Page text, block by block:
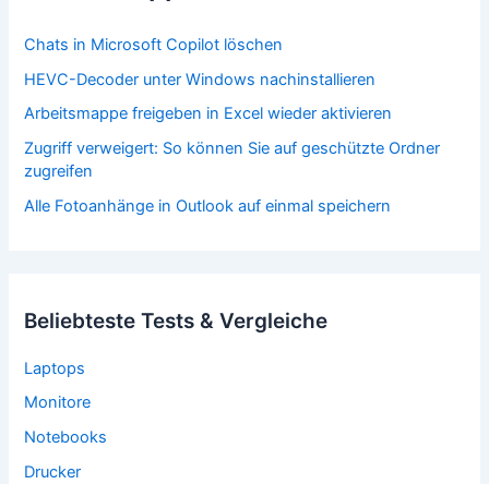
Chats in Microsoft Copilot löschen
HEVC-Decoder unter Windows nachinstallieren
Arbeitsmappe freigeben in Excel wieder aktivieren
Zugriff verweigert: So können Sie auf geschützte Ordner
zugreifen
Alle Fotoanhänge in Outlook auf einmal speichern
Beliebteste Tests & Vergleiche
Laptops
Monitore
Notebooks
Drucker